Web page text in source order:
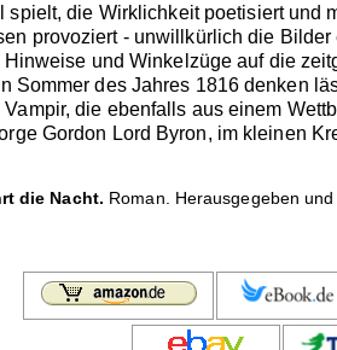
spielt, die Wirklichkeit poetisiert
provoziert - unwillkürlich die
Hinweise und Winkelzüge auf die
Sommer des Jahres 1816 denken
die ebenfalls aus einem
Gordon Lord Byron, im kleinen
die Nacht. Roman. Herausgegeben